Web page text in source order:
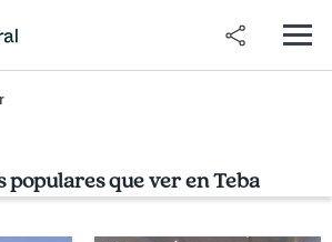
populares que ver en Teba